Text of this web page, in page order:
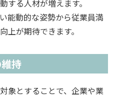
する人材が増えます。
能動的な姿勢から従業員満
上が期待できます。
持
象とすることで、企業や業